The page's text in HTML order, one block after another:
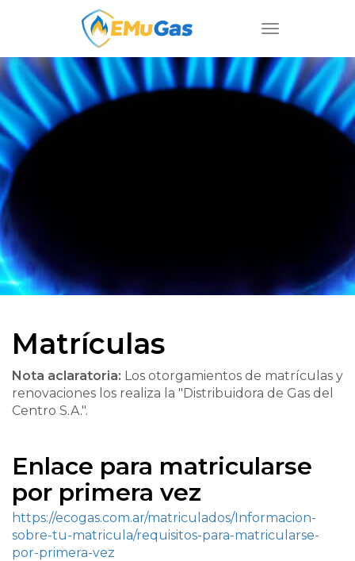
Toggle
Matrículas
Nota aclaratoria: Los otorgamientos de matrículas y
renovaciones los realiza la "Distribuidora de Gas del
Centro S.A.".
Enlace para matricularse
por primera vez
https://ecogas.com.ar/matriculados/Informacion-
sobre-tu-matricula/requisitos-para-matricularse-
por-primera-vez